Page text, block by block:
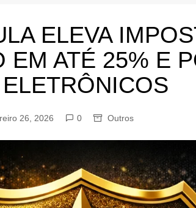
BARRETOS
CAMPINAS
ESTIVA GERBI
JAGUARIÚNA
JUNDIAÍ
MOGI MIRIM
PAULÍNIA
ELEVA
EM ATÉ 25% E
26, 2026 0 Outros